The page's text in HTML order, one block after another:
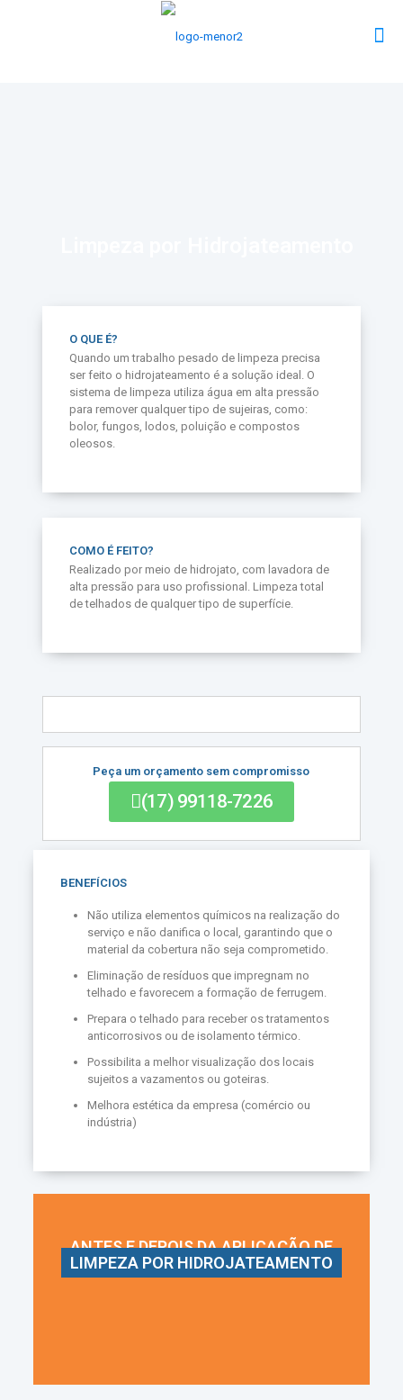
Peça um orçamento sem compromisso
(17) 99118-7226
O QUE É?
Quando um trabalho pesado de limpeza precisa
ser feito o hidrojateamento é a solução ideal. O
sistema de limpeza utiliza água em alta pressão
para remover qualquer tipo de sujeiras, como:
bolor, fungos, lodos, poluição e compostos
oleosos.
COMO É FEITO?
Realizado por meio de hidrojato, com lavadora de
alta pressão para uso profissional. Limpeza total
de telhados de qualquer tipo de superfície.
BENEFÍCIOS
Não utiliza elementos químicos na realização do
serviço e não danifica o local, garantindo que o
material da cobertura não seja comprometido.
Eliminação de resíduos que impregnam no
telhado e favorecem a formação de ferrugem.
Prepara o telhado para receber os tratamentos
anticorrosivos ou de isolamento térmico.
Possibilita a melhor visualização dos locais
sujeitos a vazamentos ou goteiras.
Melhora estética da empresa (comércio ou
indústria)
ANTES E DEPOIS DA APLICAÇÃO DE
LIMPEZA POR HIDROJATEAMENTO